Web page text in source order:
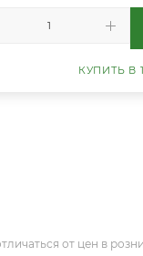
КУПИТЬ В
от цен в